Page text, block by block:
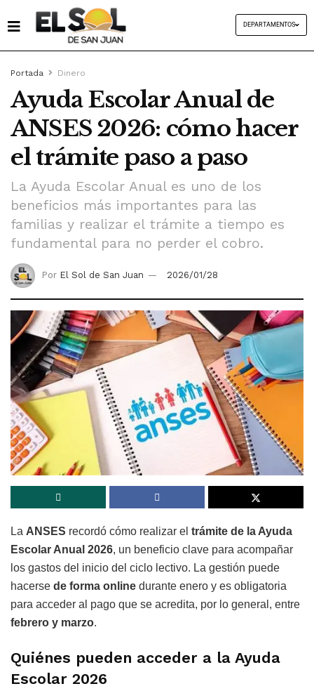
DEPARTAMENTOS
Portada Dinero
Ayuda Escolar Anual de
ANSES 2026: cómo hacer
el trámite paso a paso
La Ayuda Escolar Anual es uno de los
beneficios más importantes para las
familias y realizar el trámite a tiempo es
fundamental para no perder el cobro.
Por El Sol de San Juan 2026/01/28
La ANSES recordó cómo realizar el trámite de la Ayuda
Escolar Anual 2026, un beneficio clave para acompañar
los gastos del inicio del ciclo lectivo. La gestión puede
hacerse de forma online durante enero y es obligatoria
para acceder al pago que se acredita, por lo general, entre
febrero y marzo.
Quiénes pueden acceder a la Ayuda
Escolar 2026